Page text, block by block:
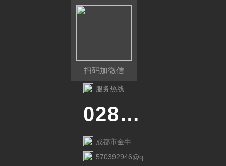
扫码加微信
服务热线
028-87741718
成都市金牛区
金府路799号1
570392946@qq.com